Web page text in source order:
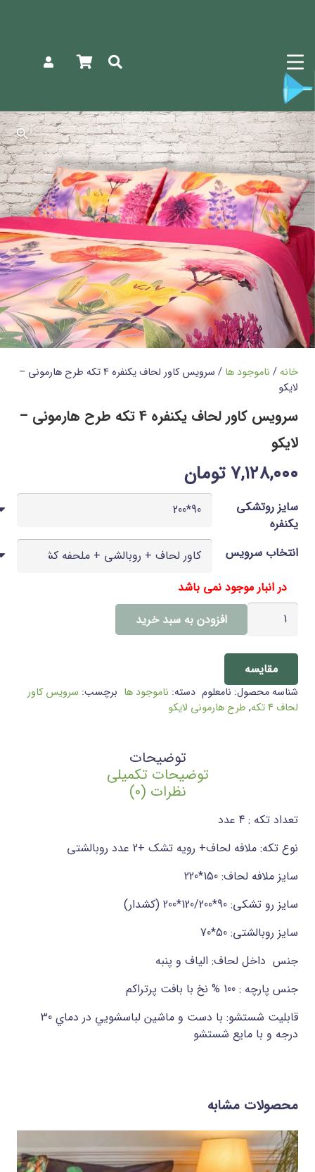
خانه/ ناموجود ها
/ سرویس کاور لحاف یکنفره 4 تکه طرح هارمونی –
لایکو
سرویس کاور لحاف یکنفره 4 تکه طرح هارمونی –
لایکو
۷,۱۲۸,۰۰۰ تومان
سایز روتشکی
یکنفره
انتخاب سرویس
در انبار موجود نمی باشد
سرویس
کاور
یکنفره
4
تکه
طرح
افزودن به سبد خرید
مقایسه
شناسه محصول: نامعلوم دسته: ناموجود ها برچسب: سرویس کاور
لحاف 4 تکه
, طرح هارمونی لایکو
توضیحات
توضیحات تکمیلی
نظرات (0)
تعداد تکه : 4 عدد
نوع تکه: ملافه لحاف+ رویه تشک +2 عدد روبالشتی
سایز ملافه لحاف: 150*220
سایز رو تشکی: 90*120/200*200 (کشدار)
سایز روبالشتی: 50*70
جنس داخل لحاف: الياف و پنبه
جنس پارچه : 100 % نخ با بافت پرتراکم
قابليت شستشو: با دست و ماشين لباسشويي در دماي 30
درجه و با مايع شستشو
محصولات مشابه